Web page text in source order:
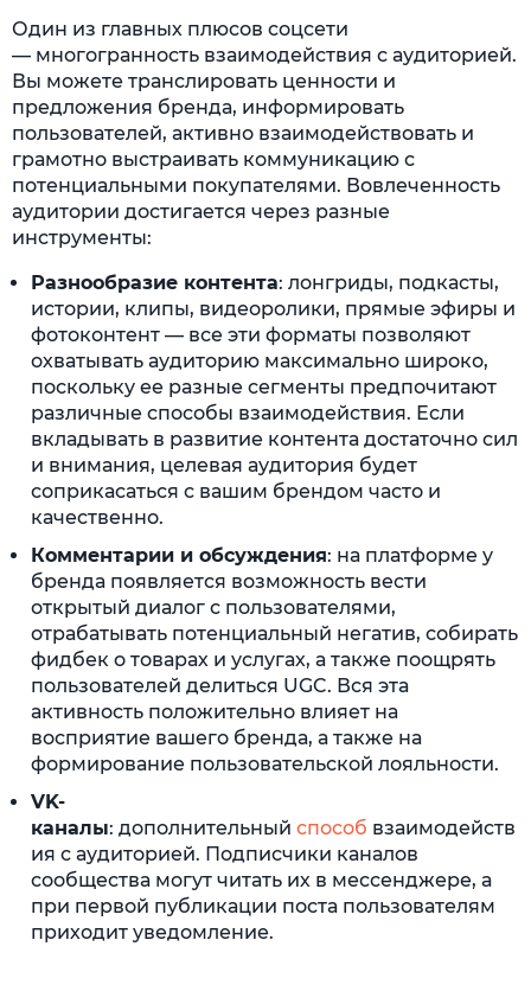
Один из главных плюсов соцсети
— многогранность взаимодействия с аудиторией.
Вы можете транслировать ценности и
предложения бренда, информировать
пользователей, активно взаимодействовать и
грамотно выстраивать коммуникацию с
потенциальными покупателями. Вовлеченность
аудитории достигается через разные
инструменты:
Разнообразие контента: лонгриды, подкасты,
истории, клипы, видеоролики, прямые эфиры и
фотоконтент — все эти форматы позволяют
охватывать аудиторию максимально широко,
поскольку ее разные сегменты предпочитают
различные способы взаимодействия. Если
вкладывать в развитие контента достаточно сил
и внимания, целевая аудитория будет
соприкасаться с вашим брендом часто и
качественно.
Комментарии и обсуждения: на платформе у
бренда появляется возможность вести
открытый диалог с пользователями,
отрабатывать потенциальный негатив, собирать
фидбек о товарах и услугах, а также поощрять
пользователей делиться UGC. Вся эта
активность положительно влияет на
восприятие вашего бренда, а также на
формирование пользовательской лояльности.
VK-
каналы: дополнительный способ взаимодейств
ия с аудиторией. Подписчики каналов
сообщества могут читать их в мессенджере, а
при первой публикации поста пользователям
приходит уведомление.